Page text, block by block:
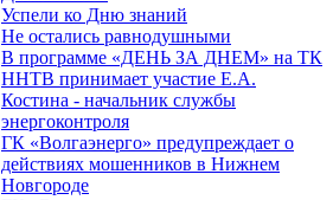
Успели ко Дню знаний
Не остались равнодушными
В программе «ДЕНЬ ЗА ДНЕМ» на ТК
ННТВ принимает участие Е.А.
Костина - начальник службы
энергоконтроля
ГК «Волгаэнерго» предупреждает о
действиях мошенников в Нижнем
Новгороде